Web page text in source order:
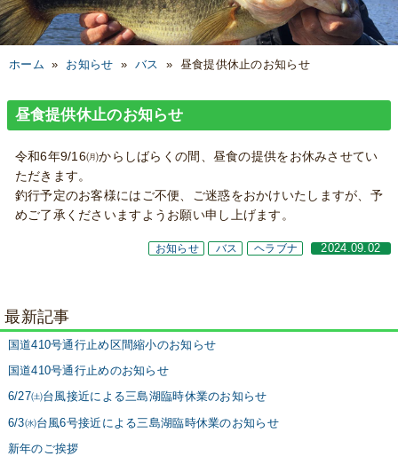
ホーム » お知らせ » バス » 昼食提供休止のお知らせ
昼食提供休止のお知らせ
令和6年9/16㈪からしばらくの間、昼食の提供をお休みさせてい
ただきます。
釣行予定のお客様にはご不便、ご迷惑をおかけいたしますが、予
めご了承くださいますようお願い申し上げます。
お知らせ バス ヘラブナ 2024.09.02
最新記事
国道410号通行止め区間縮小のお知らせ
国道410号通行止めのお知らせ
6/27㈯台風接近による三島湖臨時休業のお知らせ
6/3㈬台風6号接近による三島湖臨時休業のお知らせ
新年のご挨拶